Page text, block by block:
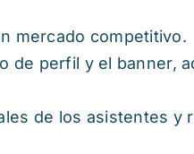
mercado competitivo.
de perfil y el banner,
de los asistentes y